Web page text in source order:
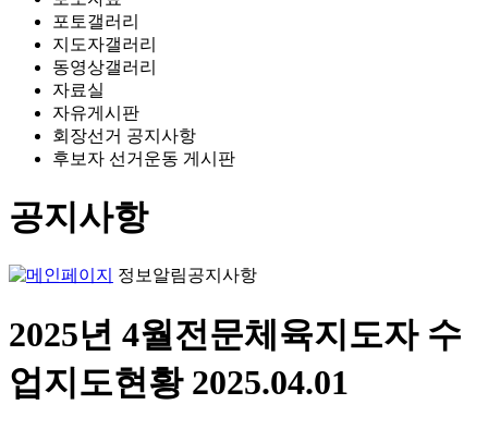
포토갤러리
지도자갤러리
동영상갤러리
자료실
자유게시판
회장선거 공지사항
후보자 선거운동 게시판
공지사항
정보알림공지사항
2025년 4월전문체육지도자 수
업지도현황 2025.04.01